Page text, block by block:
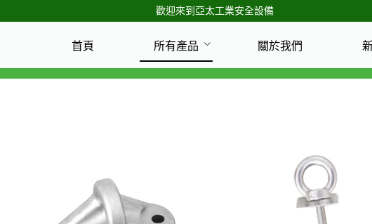
歡迎來到亞太工業安全設備
首頁 所有產品 關於我們